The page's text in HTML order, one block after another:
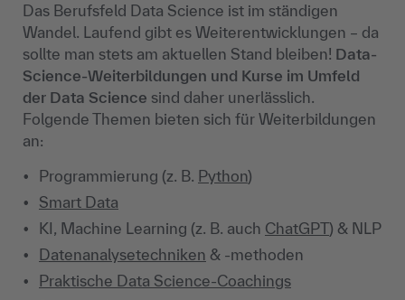
Das Berufsfeld Data Science ist im ständigen
Wandel. Laufend gibt es Weiterentwicklungen – da
sollte man stets am aktuellen Stand bleiben! Data-
Science-Weiterbildungen und Kurse im Umfeld
der Data Science sind daher unerlässlich.
Folgende Themen bieten sich für Weiterbildungen
an:
Programmierung (z. B. Python)
Smart Data
KI, Machine Learning (z. B. auch ChatGPT) & NLP
Datenanalysetechniken & -methoden
Praktische Data Science-Coachings